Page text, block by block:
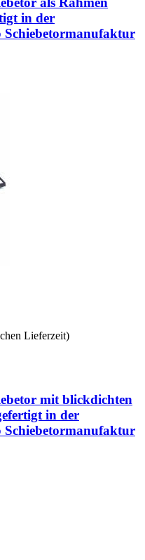
in der
Schiebetormanufaktur
Lieferzeit)
mit blickdichten
in der
Schiebetormanufaktur